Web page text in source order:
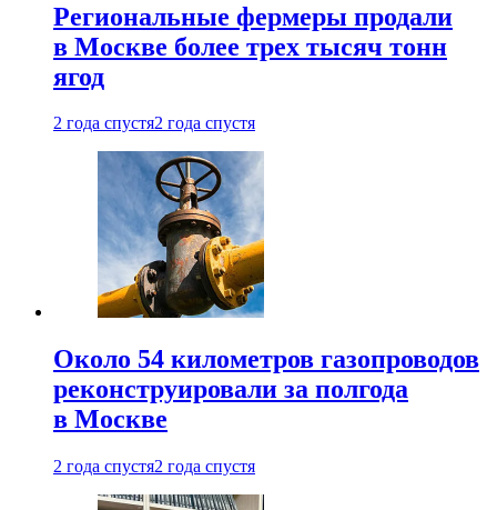
Региональные фермеры продали
в Москве более трех тысяч тонн
ягод
2 года спустя2 года спустя
Около 54 километров газопроводов
реконструировали за полгода
в Москве
2 года спустя2 года спустя